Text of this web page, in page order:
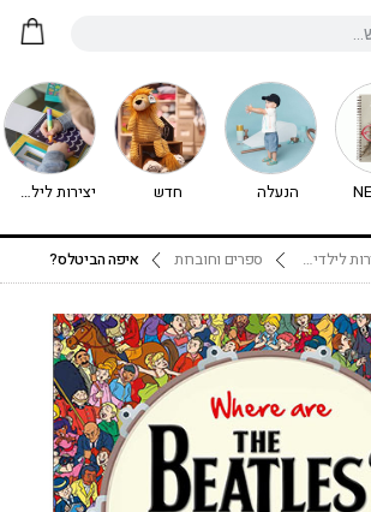
הנעלה חדש יצירות לילדים - יצירה לילדים
יצירות לילדים - יצירה לילדים ספרים וחוברות איפה הביטלס?